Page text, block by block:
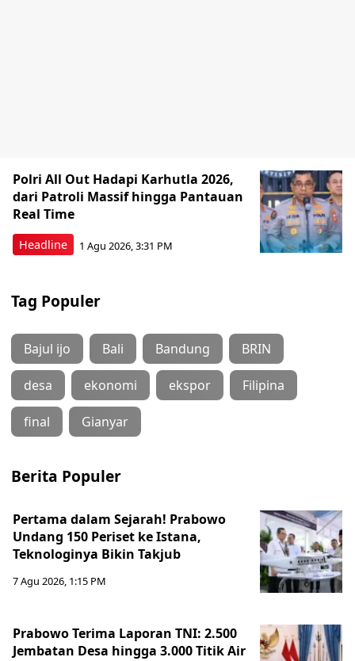
Headline
Polri All Out Hadapi Karhutla 2026,
dari Patroli Massif hingga Pantauan
Real Time
1 Agu 2026, 3:31 PM
Tag Populer
Bajul ijo Bali Bandung BRIN
desa ekonomi ekspor Filipina
final Gianyar
Berita Populer
Pertama dalam Sejarah! Prabowo
Undang 150 Periset ke Istana,
Teknologinya Bikin Takjub
7 Agu 2026, 1:15 PM
Prabowo Terima Laporan TNI: 2.500
Jembatan Desa hingga 3.000 Titik Air